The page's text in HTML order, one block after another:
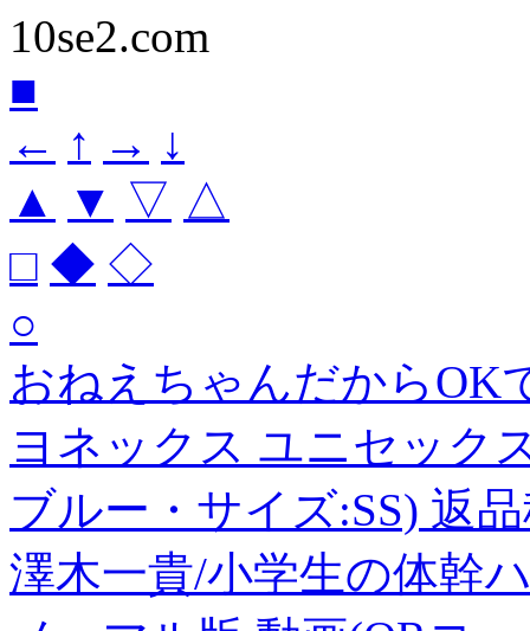
10se2.com
■
← ↑ → ↓
▲
▼ ▽ △
□ ◆ ◇
○
おねえちゃんだからOK
ヨネックス ユニセック
ブルー・サイズ:SS) 返
澤木一貴/小学生の体幹